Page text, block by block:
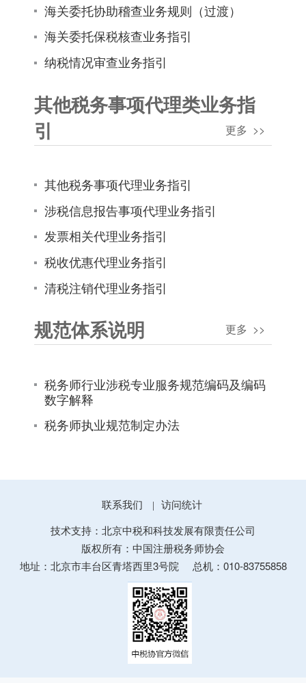
海关委托协助稽查业务规则（过渡）
海关委托保税核查业务指引
纳税情况审查业务指引
其他税务事项代理类业务指
引
更多 >>
其他税务事项代理业务指引
涉税信息报告事项代理业务指引
发票相关代理业务指引
税收优惠代理业务指引
清税注销代理业务指引
规范体系说明 更多 >>
税务师行业涉税专业服务规范编码及编码
数字解释
税务师执业规范制定办法
联系我们 |
访问统计
技术支持：北京中税和科技发展有限责任公司
版权所有：中国注册税务师协会
地址：北京市丰台区青塔西里3号院
总机：010-83755858